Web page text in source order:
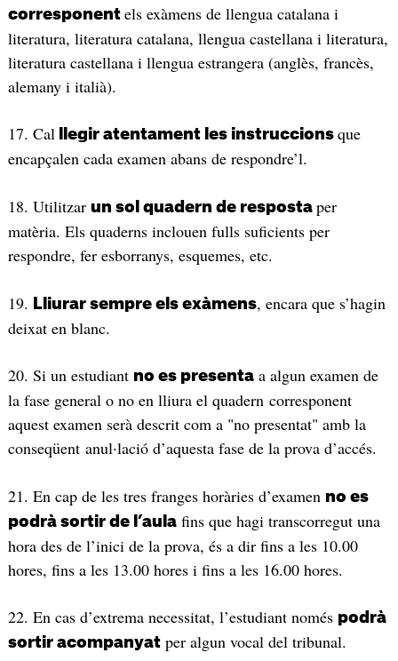
corresponent els exàmens de llengua catalana i
literatura, literatura catalana, llengua castellana i literatura,
literatura castellana i llengua estrangera (anglès, francès,
alemany i italià).
17. Cal llegir atentament les instruccions que
encapçalen cada examen abans de respondre’l.
18. Utilitzar un sol quadern de resposta per
matèria. Els quaderns inclouen fulls suficients per
respondre, fer esborranys, esquemes, etc.
19. Lliurar sempre els exàmens, encara que s’hagin
deixat en blanc.
20. Si un estudiant no es presentaa algun examen de
la fase general o no en lliura el quadern corresponent
aquest examen serà descrit com a "no presentat" amb la
conseqüent anul·lació d’aquesta fase de la prova d’accés.
21. En cap de les tres franges horàries d’examen no es
podrà sortir de l’aulafins que hagi transcorregut una
hora des de l’inici de la prova, és a dir fins a les 10.00
hores, fins a les 13.00 hores i fins a les 16.00 hores.
22. En cas d’extrema necessitat, l’estudiant només podrà
sortir acompanyatper algun vocal del tribunal.